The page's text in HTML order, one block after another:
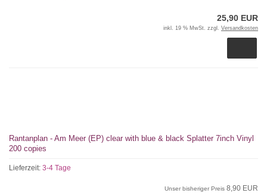
25,90 EUR
inkl. 19 % MwSt. zzgl. Versandkosten
Rantanplan - Am Meer (EP) clear with blue & black Splatter 7inch Vinyl
200 copies
Lieferzeit: 3-4 Tage
Unser bisheriger Preis 8,90 EUR